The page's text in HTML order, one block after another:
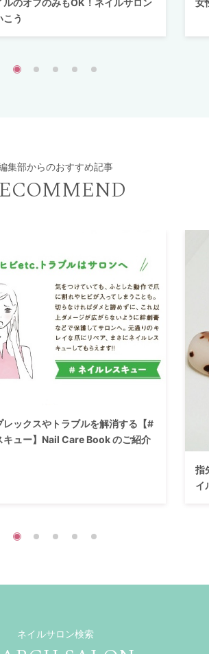
こう
集部からのおすすめ記事
レックスやトラブルを解消する【#
キュー】Nail Care Book のご紹介
指
イ
ネイルサロン検索